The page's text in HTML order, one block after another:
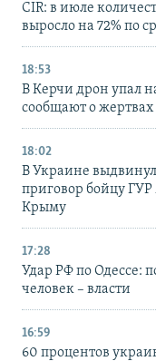
CIR: в июле
выросло на 72% по
18:53
В Керчи дрон упал
сообщают о жертвах
18:02
В Украине
приговор бойцу
Крыму
17:28
Удар РФ по Одессе:
человек – власти
16:59
60 процентов